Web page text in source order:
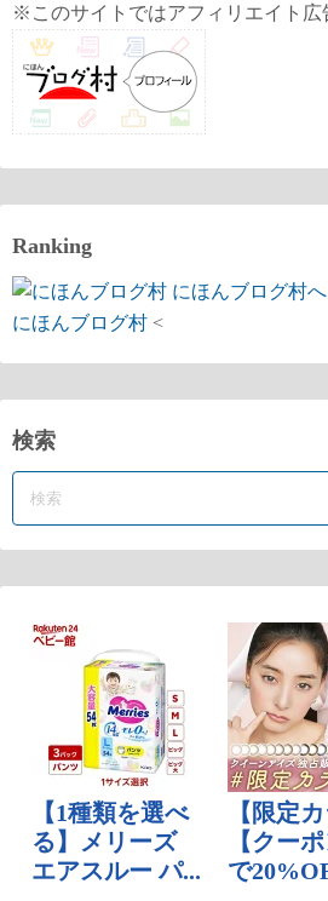
※このサイトではアフィリエイト広
Ranking
にほんブログ村 <
検索